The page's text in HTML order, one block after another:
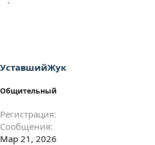
УставшийЖук
Общительный
Регистрация
Сообщения
Мар 21, 2026